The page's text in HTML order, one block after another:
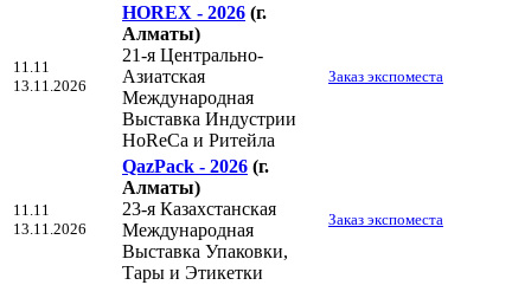
11.11
13.11.2026
HOREX - 2026 (г.
Алматы)
21-я Центрально-
Азиатская
Международная
Выставка Индустрии
HoReCa и Ритейла
Заказ экспоместа
11.11
13.11.2026
QazPack - 2026 (г.
Алматы)
23-я Казахстанская
Международная
Выставка Упаковки,
Тары и Этикетки
Заказ экспоместа